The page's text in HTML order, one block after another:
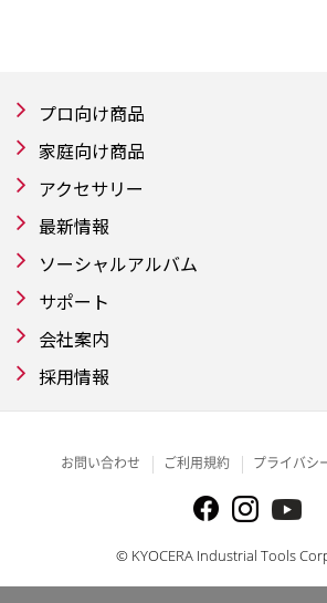
プロ向け商品
家庭向け商品
アクセサリー
最新情報
ソーシャルアルバム
サポート
会社案内
採用情報
お問い合わせ ご利用規約 プライバシ
© KYOCERA Industrial Tools